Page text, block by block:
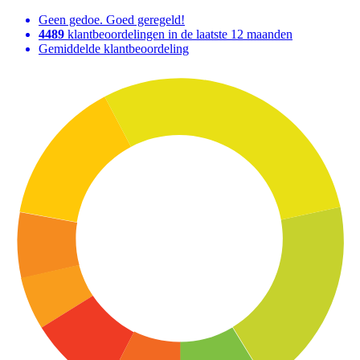
Geen gedoe. Goed geregeld!
4489 klantbeoordelingen in de laatste 12 maanden
Gemiddelde klantbeoordeling